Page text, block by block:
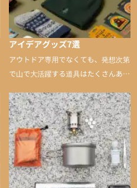
アイデアグッズ7選
アウトドア専用でなくても、発想次第
で山で大活躍する道具はたくさんあり
山に持ち込むと快適性や安心感をグッ
と引き上げてくれる――そんな意外性
のあるアイテムを紹介